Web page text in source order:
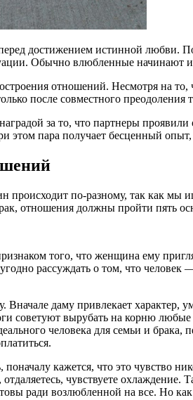
достижением истинной любви.
Обычно влюбленные начинают
отношений. Несмотря на
после совместного преодоления
за то, что партнеры
этом пара получает бесценный
по-разному, так как мы
отношения должны пройти пять
того, что женщина ему
рассуждать о том, что
даму привлекает характер,
советуют вырубать на корню
человека для семьи и
поначалу кажется, что это чувство
отдаляетесь, чувствуете
ради возлюбленной на все. Но как